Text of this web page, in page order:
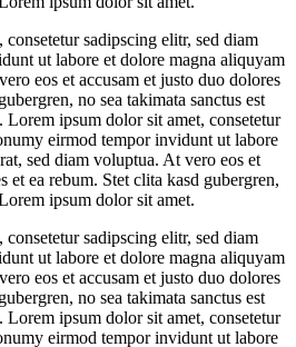
sadipscing elitr, sed diam
ut labore et dolore magna aliquyam
eos et accusam et justo duo dolores
no sea takimata sanctus est
ipsum dolor sit amet, consetetur
eirmod tempor invidunt ut labore
sed diam voluptua. At vero eos et
et ea rebum. Stet clita kasd gubergren,
ipsum dolor sit amet.
sadipscing elitr, sed diam
ut labore et dolore magna aliquyam
eos et accusam et justo duo dolores
no sea takimata sanctus est
ipsum dolor sit amet, consetetur
eirmod tempor invidunt ut labore